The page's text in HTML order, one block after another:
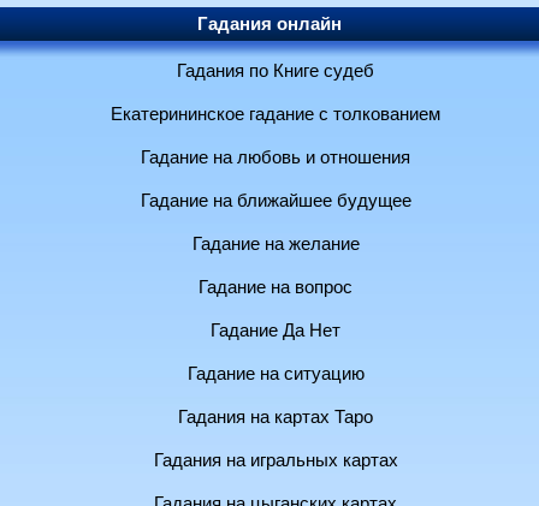
Гадания онлайн
Гадания по Книге судеб
Екатерининское гадание с толкованием
Гадание на любовь и отношения
Гадание на ближайшее будущее
Гадание на желание
Гадание на вопрос
Гадание Да Нет
Гадание на ситуацию
Гадания на картах Таро
Гадания на игральных картах